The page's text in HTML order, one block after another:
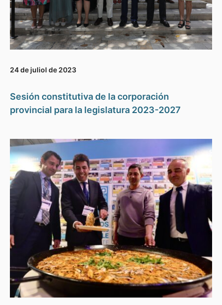
24 de juliol de 2023
Sesión constitutiva de la corporación
provincial para la legislatura 2023-2027